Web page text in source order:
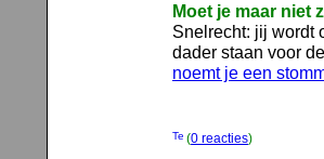
Moet je maar niet
Snelrecht: jij wordt
dader staan voor
noemt je een
(0 reacties)